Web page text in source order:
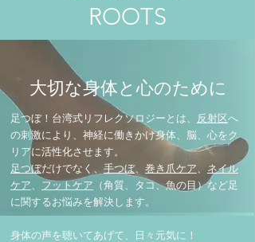
​ROOTS
足つぼ！台湾式リフレクソロジーとは、 反射区へ
の刺激により、神経に働きかけ身体、脳、心をク
リアに活性化させます。
足つぼだけでなく、 手つぼ、 巻き爪ケア、 ネイル
ケア、 フットケア （角質、タコ、魚の目）など足
に関するお悩みを解決します。
身体の声を聴いてあげて、日々元気に！
大切な身体と心のために